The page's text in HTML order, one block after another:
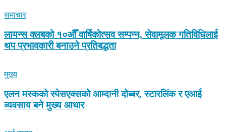
समाचार
लायन्स क्लबको १०औँ वार्षिकोत्सव सम्पन्न, सेवामूलक गतिविधिलाई
थप प्रभावकारी बनाउने प्रतिबद्धता
मुख्य
एलन मस्कको स्पेसएक्सको आम्दानी दोब्बर, स्टारलिंक र एआई
व्यवसाय बने मुख्य आधार